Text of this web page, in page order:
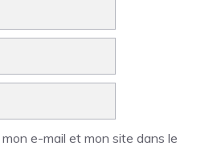
e-mail et mon site dans le